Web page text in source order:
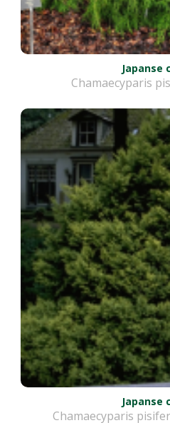
Japanse
Chamaecyparis
Japanse
Chamaecyparis